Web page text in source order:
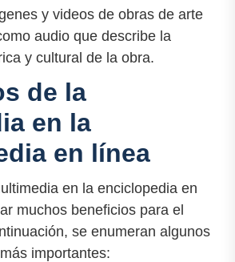
y videos de obras de arte
audio que describe la
y cultural de la obra.
de la
en la
en línea
en la enciclopedia en
muchos beneficios para el
se enumeran algunos
importantes: